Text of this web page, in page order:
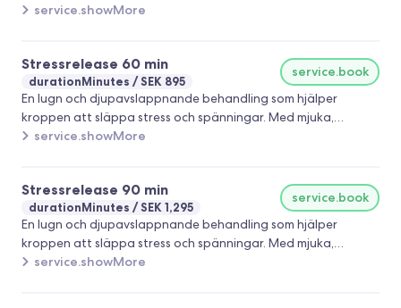
rytmiska rörelser och aromatiska oljor får både kropp och
boka din stund av lugn och återhämtning 🌿
service.showMore
Stressrelease 60 min
durationMinutes SEK 895
service.book
En lugn och djupavslappnande behandling som hjälper
kroppen att släppa stress och spänningar. Med mjuka,
rytmiska rörelser och aromatiska oljor får både kropp och
boka din stund av lugn och återhämtning 🌿
service.showMore
Stressrelease 90 min
durationMinutes SEK 1,295
service.book
En lugn och djupavslappnande behandling som hjälper
kroppen att släppa stress och spänningar. Med mjuka,
rytmiska rörelser och aromatiska oljor får både kropp och
service.showMore